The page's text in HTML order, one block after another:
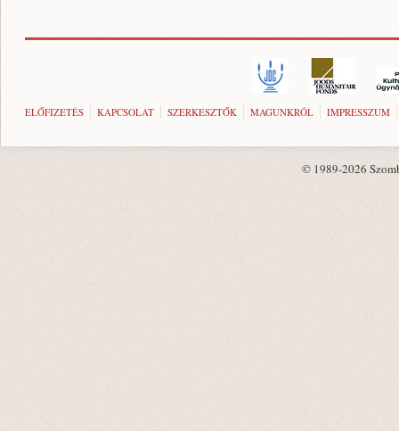
ELŐFIZETÉS KAPCSOLAT SZERKESZTŐK MAGUNKRÓL IMPRESSZUM
© 1989-2026